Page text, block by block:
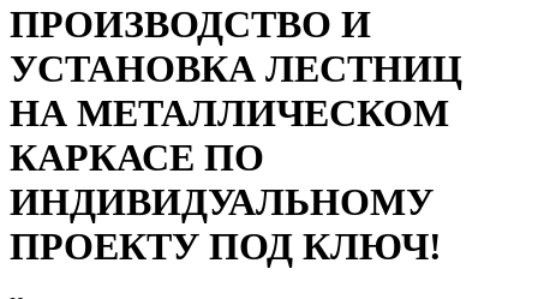
ПРОИЗВОДСТВО И
УСТАНОВКА ЛЕСТНИЦ
НА МЕТАЛЛИЧЕСКОМ
КАРКАСЕ ПО
ИНДИВИДУАЛЬНОМУ
ПРОЕКТУ ПОД КЛЮЧ!